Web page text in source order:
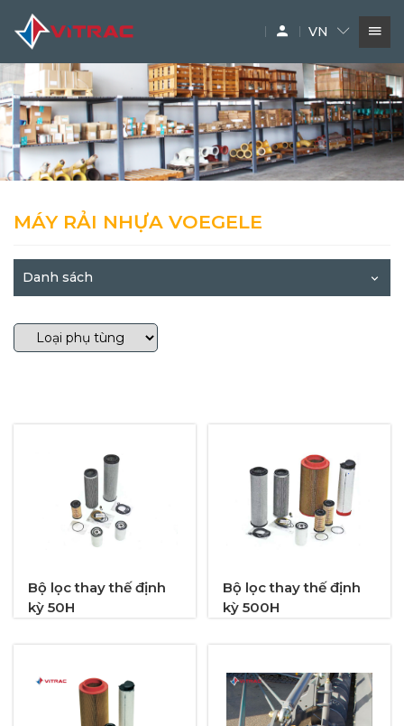
SIÊU THỊ MÁY XÂY DỰNG
THƯƠNG HIỆU
DỊCH VỤ
PHỤ TÙNG
VN
MÁY RẢI NHỰA VOEGELE
Danh sách
Bộ lọc thay thế định
kỳ 50H
Bộ lọc thay thế định
kỳ 500H